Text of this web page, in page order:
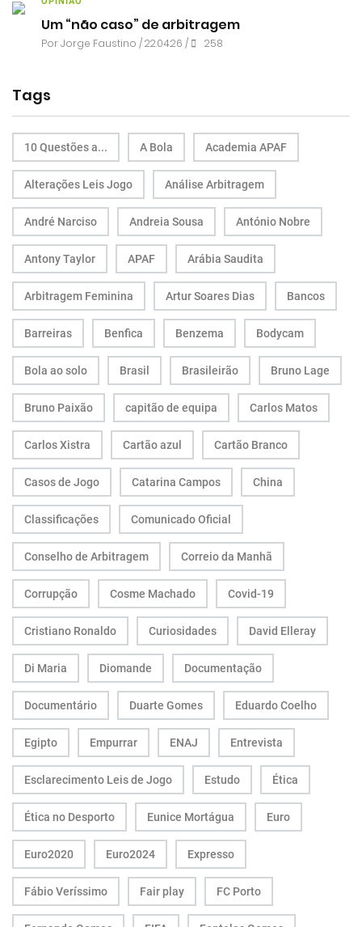
Um “não caso” de arbitragem
PorJorge Faustino / 22.04.26 / 258
Tags
10 Questões a... A Bola Academia APAF
Alterações Leis Jogo Análise Arbitragem
André Narciso Andreia Sousa António Nobre
Antony Taylor APAF Arábia Saudita
Arbitragem Feminina Artur Soares Dias Bancos
Barreiras Benfica Benzema Bodycam
Bola ao solo Brasil Brasileirão Bruno Lage
Bruno Paixão capitão de equipa Carlos Matos
Carlos Xistra Cartão azul Cartão Branco
Casos de Jogo Catarina Campos China
Classificações Comunicado Oficial
Conselho de Arbitragem Correio da Manhã
Corrupção Cosme Machado Covid-19
Cristiano Ronaldo Curiosidades David Elleray
Di Maria Diomande Documentação
Documentário Duarte Gomes Eduardo Coelho
Egipto Empurrar ENAJ Entrevista
Esclarecimento Leis de Jogo Estudo Ética
Ética no Desporto Eunice Mortágua Euro
Euro2020 Euro2024 Expresso
Fábio Veríssimo Fair play FC Porto